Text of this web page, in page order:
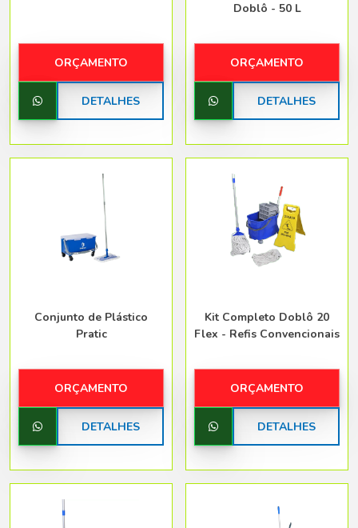
ORÇAMENTO
DETALHES
Doblô - 50 L
ORÇAMENTO
DETALHES
Conjunto de Plástico
Pratic
ORÇAMENTO
DETALHES
Kit Completo Doblô 20
Flex - Refis Convencionais
ORÇAMENTO
DETALHES